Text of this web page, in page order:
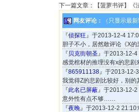
下一篇文章： 【菠萝书评】
网友评论： （只显示最
『侦探狂』于2013-12-4
胆子不小，居然敢评论《X
『 贝克街朝圣』于2013-12-4
感觉棺材的推理没有x的悲剧
『865911138』于2013-12-
我觉得Z的悲剧比较好，别的
『此名已屏蔽』于2013-12-2
意外性有点不够……
『夜晚』于2013-12-2